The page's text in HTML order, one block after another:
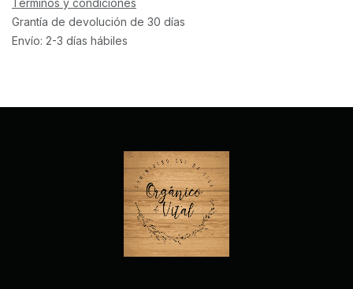
Términos y condiciones
Grantía de devolución de 30 días
Envío: 2-3 días hábiles